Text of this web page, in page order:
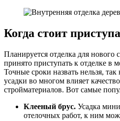
Когда стоит
Планируется отделка для нового
принято приступать к отделке в
Точные сроки назвать нельзя,
усадки во многом влияет
стройматериалов. Вот самые
Клееный брус. Усадка
отелочных работ, к ним